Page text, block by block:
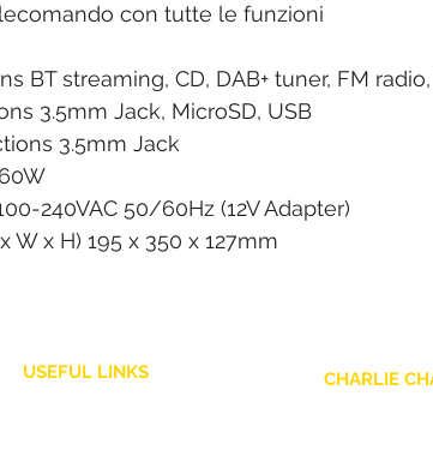
con tutte le funzioni
BT streaming, CD, DAB+ tuner, FM
3.5mm Jack, MicroSD, USB
3.5mm Jack
240VAC 50/60Hz (12V Adapter)
W x H) 195 x 350 x 127mm
USEFUL LINKS CHARLIE